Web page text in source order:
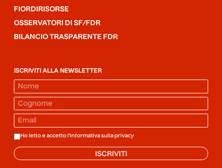
FIORDIRISORSE
OSSERVATORI DI SF/FDR
BILANCIO TRASPARENTE FDR
ISCRIVITI ALLA NEWSLETTER
Ho letto e accetto l'informativa sulla privacy
ISCRIVITI